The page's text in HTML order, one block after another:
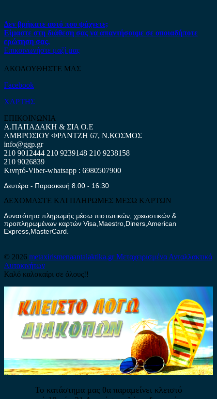
Δεν βρήκατε αυτό που ψάχνετε;
Είμαστε στη διάθεση σας να απαντήσουμε σε οποιαδήποτε
ερώτηση σας.
Επικοινωνήστε μαζί μας
ΑΚΟΛΟΥΘΗΣΤΕ ΜΑΣ
Facebook
ΧΑΡΤΗΣ
ΕΠΙΚΟΙΝΩΝΙΑ
Α.ΠΑΠΑΔΑΚΗ & ΣΙΑ Ο.Ε
ΑΜΒΡΟΣΙΟΥ ΦΡΑΝΤΖΗ 67, Ν.ΚΟΣΜΟΣ
info@ggp.gr
210 9012444 210 9239148 210 9238158
210 9026839
Κινητό-Viber-whatsapp : 6980507900
Δευτέρα - Παρασκευή 8:00 - 16:30
ΔΕΧΟΜΑΣΤΕ ΚΑΙ ΠΛΗΡΩΜΕΣ ΜΕΣΩ ΚΑΡΤΩΝ
Δυνατότητα πληρωμής μέσω πιστωτικών, χρεωστικών &
προπληρωμένων καρτών Visa,Maestro,Diners,American
Express,MasterCard.
© 2026 metaxirismenaantalaktika.grΜεταχειρισμένα Ανταλλακτικά
Αυτοκινήτων
Καλό καλοκαίρι σε όλους!!
Το κατάστημα μας θα παραμείνει κλειστό